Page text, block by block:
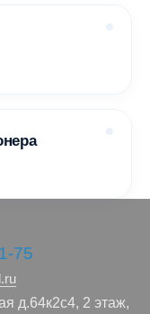
75
д.64к2с4, 2 этаж,